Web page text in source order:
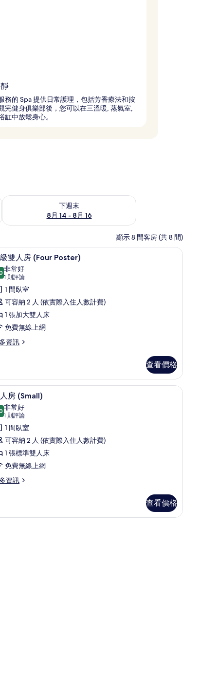
務的 Spa 提供日常護理，包括芳香療法和按
完健身俱樂部後，您可以在三溫暖, 蒸氣室,
缸中放鬆身心。
下週末
8月 14 - 8月 16
查看下週末 (8月 14 - 8月 16) 的供應情況
顯示 8 間客房 (共 8 間)
熨衣板、免費無線上網 高級雙人房 (Four Poster) | 客房內保險箱、
5 雙人房 (Four Poster)
分，滿分 10 分
非常好
1 則評論
(1
則
評
論)
1 間臥室
可容納 2 人 (依實際入住人數計費)
1 張加大雙人床
免費無線上網
資訊
查看價格
熨斗/熨衣板、免費無線上網 雙人房 (Small) | 客房內保險箱、書桌、熨斗/
4 房 (Small)
分，滿分 10 分
非常好
1 則評論
(1
則
評
論)
1 間臥室
可容納 2 人 (依實際入住人數計費)
1 張標準雙人床
免費無線上網
資訊
查看價格
/熨衣板、免費無線上網